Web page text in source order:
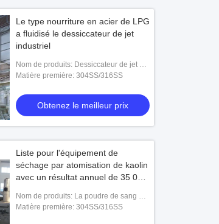
Le type nourriture en acier de LPG
a fluidisé le dessiccateur de jet
industriel
Nom de produits: Dessiccateur de jet de
LPG pour la poudre de nourriture
Matière première: 304SS/316SS
Obtenez le meilleur prix
Liste pour l'équipement de
séchage par atomisation de kaolin
avec un résultat annuel de 35 000
Nom de produits: La poudre de sang de
lait en poudre par atomisation le
Matière première: 304SS/316SS